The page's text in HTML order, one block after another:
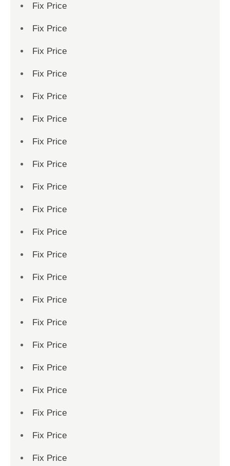
Fix Price
Fix Price
Fix Price
Fix Price
Fix Price
Fix Price
Fix Price
Fix Price
Fix Price
Fix Price
Fix Price
Fix Price
Fix Price
Fix Price
Fix Price
Fix Price
Fix Price
Fix Price
Fix Price
Fix Price
Fix Price